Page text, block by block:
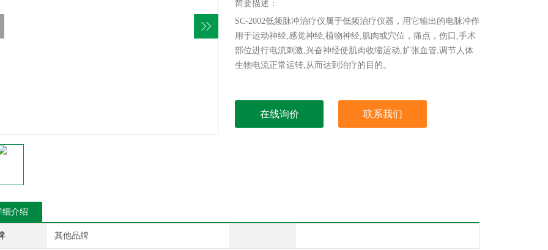
简要描述：
SC-2002低频脉冲治疗仪属于低频治疗仪器，用它输出的电脉冲作
用于运动神经,感觉神经,植物神经,肌肉或穴位，痛点，伤口,手术
部位进行电流刺激,兴奋神经使肌肉收缩运动,扩张血管,调节人体
生物电流正常运转,从而达到治疗的目的。
在线询价 联系我们
细介绍
其他品牌